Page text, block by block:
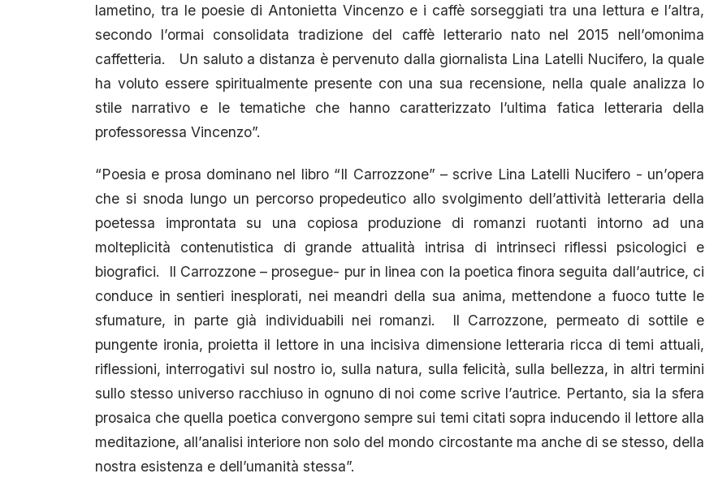
lametino, tra le poesie di Antonietta Vincenzo e i caffè sorseggiati tra una lettura e l’altra,
secondo l’ormai consolidata tradizione del caffè letterario nato nel 2015 nell’omonima
caffetteria. Un saluto a distanza è pervenuto dalla giornalista Lina Latelli Nucifero, la quale
ha voluto essere spiritualmente presente con una sua recensione, nella quale analizza lo
stile narrativo e le tematiche che hanno caratterizzato l’ultima fatica letteraria della
professoressa Vincenzo”.
“Poesia e prosa dominano nel libro “Il Carrozzone” – scrive Lina Latelli Nucifero - un’opera
che si snoda lungo un percorso propedeutico allo svolgimento dell’attività letteraria della
poetessa improntata su una copiosa produzione di romanzi ruotanti intorno ad una
molteplicità contenutistica di grande attualità intrisa di intrinseci riflessi psicologici e
biografici. Il Carrozzone – prosegue- pur in linea con la poetica finora seguita dall’autrice, ci
conduce in sentieri inesplorati, nei meandri della sua anima, mettendone a fuoco tutte le
sfumature, in parte già individuabili nei romanzi. Il Carrozzone, permeato di sottile e
pungente ironia, proietta il lettore in una incisiva dimensione letteraria ricca di temi attuali,
riflessioni, interrogativi sul nostro io, sulla natura, sulla felicità, sulla bellezza, in altri termini
sullo stesso universo racchiuso in ognuno di noi come scrive l’autrice. Pertanto, sia la sfera
prosaica che quella poetica convergono sempre sui temi citati sopra inducendo il lettore alla
meditazione, all’analisi interiore non solo del mondo circostante ma anche di se stesso, della
nostra esistenza e dell’umanità stessa”.